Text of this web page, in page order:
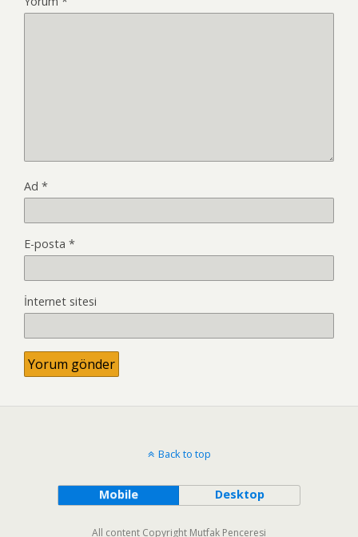
Ad *
E-posta *
İnternet sitesi
Back to top
Mobile Desktop
All content Copyright Mutfak Penceresi